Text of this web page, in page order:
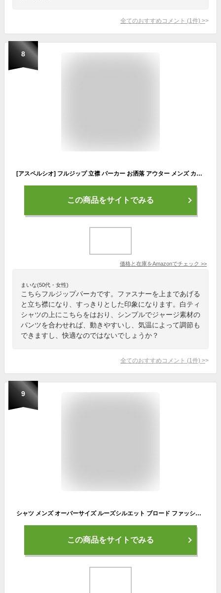
全てのおすすめコメント (1 件) >
8
[アスペルシオ] フルジップ 立襟 パーカー お洒落 アウター メンズ カッコいい ストリート系 長袖パーカー スポーツウェア スタンドカラー チャック付き フーディー ウィンドブレーカー フード付き マウンテンパーカー ウインドブレーカー ブルゾン パーカ ヒップホップ ファッション ベーシック デザイン 上着 ジャンパー カジュアルジャケット ジャケット ナイロンパーカー (L) ネイビー
この商品をサイトでみる
価格と在庫をAmazonでチェック >>
まいな(50代・女性)
こちらフルジップパーカです。ファスナーを上まであげる
と立ち襟になり、すっきりとした印象になります。白ティ
シャツの上にこちらをはおり、シンプルでジャージ素材の
パンツを合わせれば、動きやすいし、気温によって調節も
できますし、快適なのではないでしょうか？
全てのおすすめコメント (1 件) >
9
シャツ メンズ オーバーサイズ ルーズシルエット ブロード ファッション ストライプ チェック トレンド 春 秋 冬
この商品をサイトでみる